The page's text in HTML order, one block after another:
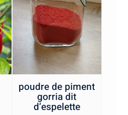
poudre de piment
gorria dit
d’espelette